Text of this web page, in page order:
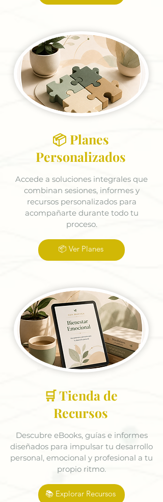
📦 Planes
Personalizados
Accede a soluciones integrales que
combinan sesiones, informes y
recursos personalizados para
acompañarte durante todo tu
proceso.
📦 Ver Planes
🛒 Tienda de
Recursos
Descubre eBooks, guías e informes
diseñados para impulsar tu desarrollo
personal, emocional y profesional a tu
propio ritmo.
📚 Explorar Recursos